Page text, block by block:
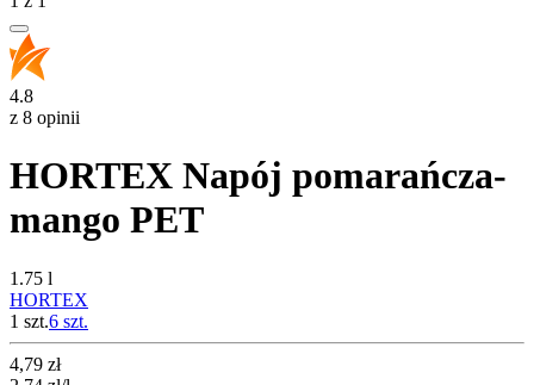
4.8
z 8 opinii
HORTEX Napój pomarańcza-
mango PET
1.75 l
HORTEX
1 szt.6 szt.
Cena
4,79 zł